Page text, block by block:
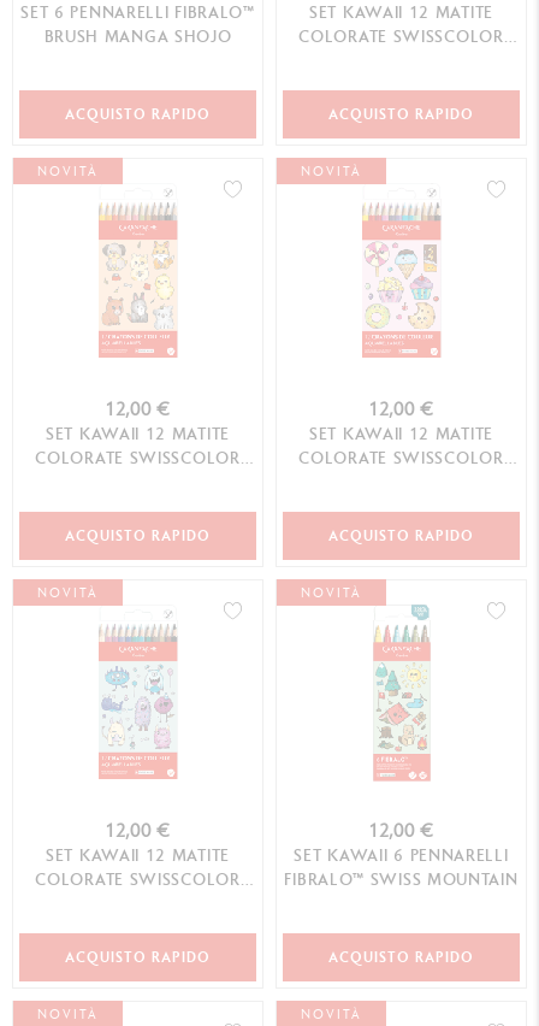
SET 6 PENNARELLI FIBRALO™
BRUSH MANGA SHOJO
ACQUISTO RAPIDO
SET KAWAII 12 MATITE
COLORATE SWISSCOLOR
ACQUISTO RAPIDO
NOVITÀ
12,00 €
SET KAWAII 12 MATITE
COLORATE SWISSCOLOR
ACQUISTO RAPIDO
NOVITÀ
12,00 €
SET KAWAII 12 MATITE
COLORATE SWISSCOLOR
ACQUISTO RAPIDO
NOVITÀ
12,00 €
SET KAWAII 12 MATITE
COLORATE SWISSCOLOR
ACQUISTO RAPIDO
NOVITÀ
12,00 €
SET KAWAII 6 PENNARELLI
FIBRALO™ SWISS MOUNTAIN
ACQUISTO RAPIDO
NOVITÀ NOVITÀ